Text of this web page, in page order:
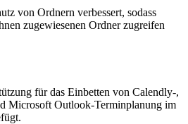
von Ordnern verbessert, sodass
zugewiesenen Ordner zugreifen
für das Einbetten von Calendly-,
Microsoft Outlook-Terminplanung im